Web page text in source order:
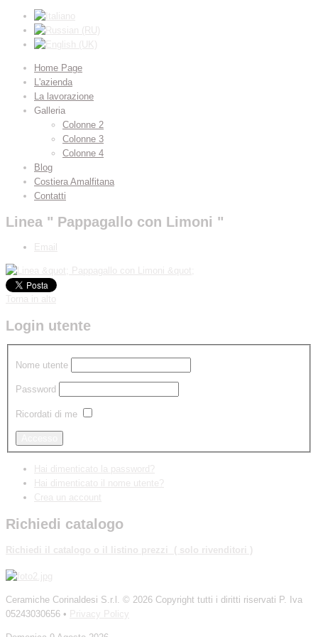
Home Page
L'azienda
La lavorazione
Galleria
Colonne 2
Colonne 3
Colonne 4
Blog
Costiera Amalfitana
Contatti
Linea " Pappagallo con Limoni "
Email
Torna in alto
Login utente
Nome utente
Password
Ricordati di me
Hai dimenticato la password?
Hai dimenticato il nome utente?
Crea un account
Richiedi catalogo
Richiedi il catalogo o il listino prezzi ( solo rivenditori )
Ceramiche Corinaldesi S.r.l. © 2026 Copyright tutti i diritti riservati P. Iva
05243030656 • Privacy Policy